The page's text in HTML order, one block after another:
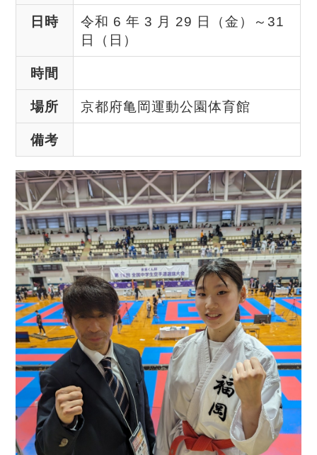
日時
令和 6 年 3 月 29 日（金）～31
日（日）
時間
場所 京都府亀岡運動公園体育館
備考